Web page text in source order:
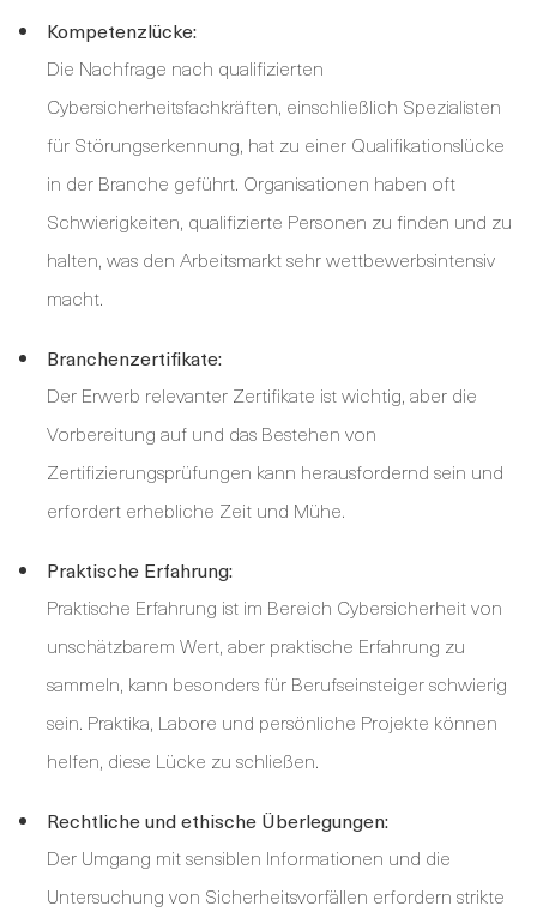
Kompetenzlücke:
Die Nachfrage nach qualifizierten
Cybersicherheitsfachkräften, einschließlich Spezialisten
für Störungserkennung, hat zu einer Qualifikationslücke
in der Branche geführt. Organisationen haben oft
Schwierigkeiten, qualifizierte Personen zu finden und zu
halten, was den Arbeitsmarkt sehr wettbewerbsintensiv
macht.
Branchenzertifikate:
Der Erwerb relevanter Zertifikate ist wichtig, aber die
Vorbereitung auf und das Bestehen von
Zertifizierungsprüfungen kann herausfordernd sein und
erfordert erhebliche Zeit und Mühe.
Praktische Erfahrung:
Praktische Erfahrung ist im Bereich Cybersicherheit von
unschätzbarem Wert, aber praktische Erfahrung zu
sammeln, kann besonders für Berufseinsteiger schwierig
sein. Praktika, Labore und persönliche Projekte können
helfen, diese Lücke zu schließen.
Rechtliche und ethische Überlegungen:
Der Umgang mit sensiblen Informationen und die
Untersuchung von Sicherheitsvorfällen erfordern strikte